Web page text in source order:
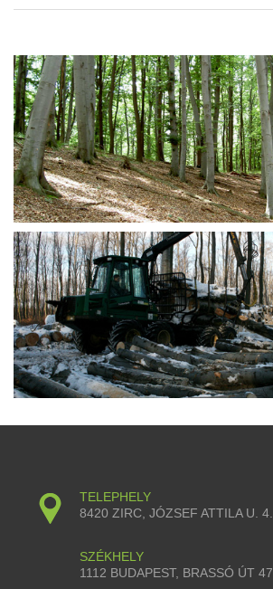
TELEPHELY
8420 ZIRC, JÓZSEF ATTILA U. 4.
SZÉKHELY
1112 BUDAPEST, BRASSÓ ÚT 47.